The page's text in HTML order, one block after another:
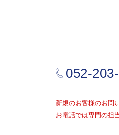
052-
新規のお客様のお問
お電話では専門の担